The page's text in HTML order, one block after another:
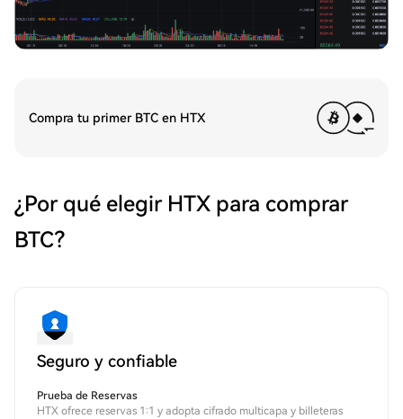
Compra tu primer BTC en HTX
¿Por qué elegir HTX para comprar
BTC?
Seguro y confiable
Prueba de Reservas
HTX ofrece reservas 1:1 y adopta cifrado multicapa y billeteras